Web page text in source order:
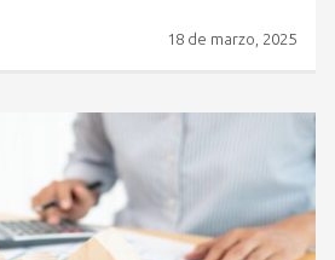
18 de marzo, 2025